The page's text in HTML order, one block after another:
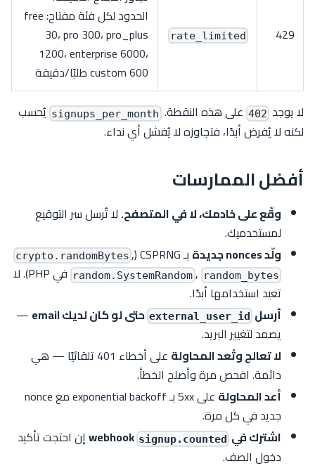
429
rate_limited
الحدود لكل فئة مفتاح: free
30، pro 300، pro_plus
1200، enterprise 6000،
custom 600 طلبًا/دقيقة
لا يوجد 402 على هذه النقطة. signups_per_month يُحسب
لكنه لا يُفرض أبدًا، فتجاوزه لا يُفشل أي نداء.
أفضل الممارسات
وقّع على خادمك، لا في المتصفح. لا تُرسل سر التوقيع
لمستخدميك.
ولّد nonces جديدة
بـ CSPRNG ( crypto.randomBytes ,
random.SystemRandom , random_bytes
في PHP). لا
تعيد استخدامها أبدًا.
أرسل external_user_id حتى لو كان لديك email
—
يصمد لتغيير البريد.
لا تعالج وتُعد المحاولة
على أخطاء 401 تلقائيًا — هي
دائمة. افحص مرة وأصلح الخطأ.
أعد المحاولة
على 5xx بـ exponential backoff مع nonce
جديد في كل مرة.
اشترك في webhook signup.counted
إن احتجت تأكيد
دخول الصف.